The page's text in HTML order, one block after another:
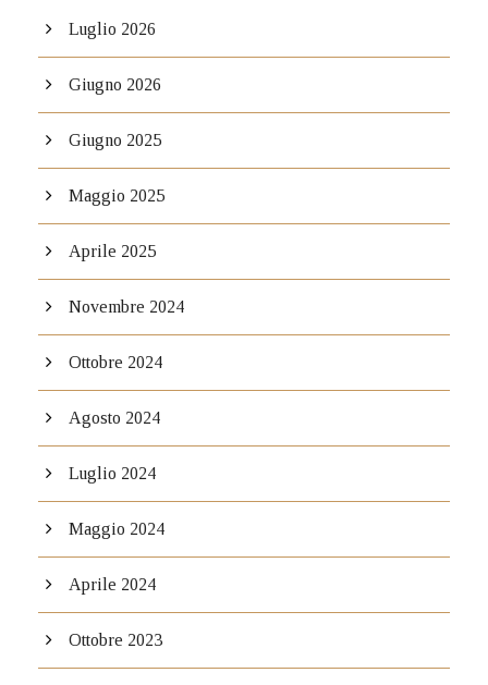
Luglio 2026
Giugno 2026
Giugno 2025
Maggio 2025
Aprile 2025
Novembre 2024
Ottobre 2024
Agosto 2024
Luglio 2024
Maggio 2024
Aprile 2024
Ottobre 2023